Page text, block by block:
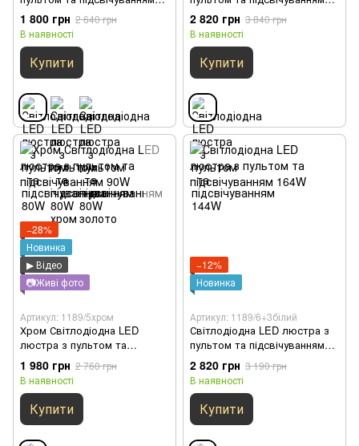
80W
1 800 грн 2 640 грн
В наявності
Купити
144W
2 820 грн 3 840 грн
В наявності
Купити
−28%
Новинка
▶ Відео
📷Живі фото
Артикул: 1189/5хром
Хром Світлодіодна LED
люстра з пультом та
підсвічуванням 90W
1 980 грн 2 760 грн
В наявності
Купити
−12%
Новинка
Артикул: 1189/6+3білий
Світлодіодна LED люстра з
пультом та підсвічуванням
164W
2 820 грн 3 190 грн
В наявності
Купити